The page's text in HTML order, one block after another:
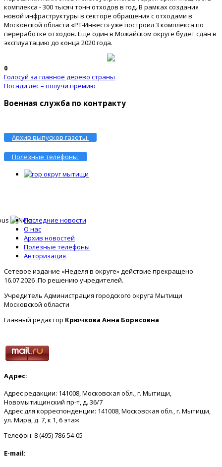
комплекса - 300 тысяч тонн отходов в год. В рамках создания
новой инфраструктуры в секторе обращения с отходами в
Московской области «РТ-Инвест» уже построил 3 комплекса по
переработке отходов. Еще один в Можайском округе будет сдан в
эксплуатацию до конца 2020 года.
0
Голосуй за главное дерево страны
Посади лес – получи премию
Военная служба по контракту
Архив выпусков газеты
Полезные телефоны
Последние новости
О нас
Архив новостей
Полезные телефоны
Авторизация
Сетевое издание «Неделя в округе» действие прекращено
16.07.2026 .По решению учредителей.
Учредитель Администрация городского округа Мытищи
Московской области
Главный редактор Крючкова Анна Борисовна
Адрес:
Адрес редакции: 141008, Московская обл., г. Мытищи,
Новомытищинский пр-т, д. 36/7
Адрес для корреспонденции: 141008, Московская обл., г. Мытищи,
ул. Мира, д. 7, к 1, 6 этаж
Телефон: 8 (495) 786-54-05
E-mail: